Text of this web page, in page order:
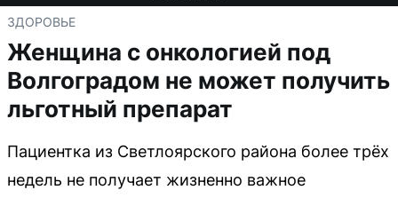
ЗДОРОВЬЕ
Женщина с онкологией под
Волгоградом не может получить
льготный препарат
Пациентка из Светлоярского района более трёх
недель не получает жизненно важное